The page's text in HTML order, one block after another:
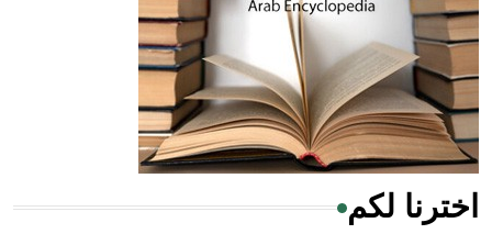
- هل تعلم أن المرجان إفراز حيواني يتكون في البحر ويتركب
من مادة كربونات الكلسيوم، وهو أحمر أو شديد الحمرة وهو
أجود أنواعه، ويمتاز بكبر الحجم ويسمى الش
هل تعلم أن الأبسيد كلمة فرنسية اللفظ تم اعتمادها مصطلحاً
اخترنا لكم